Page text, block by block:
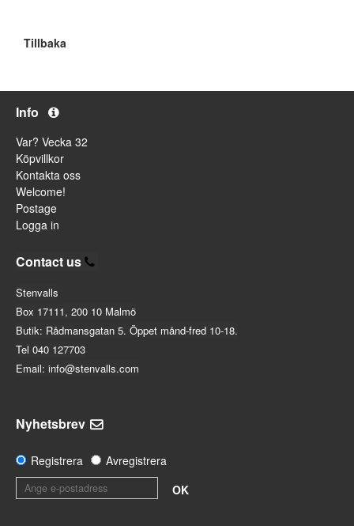
Tillbaka
Info
Var? Vecka 32
Köpvillkor
Kontakta oss
Welcome!
Postage
Logga in
Contact us
Stenvalls
Box 17111, 200 10 Malmö
Butik: Rådmansgatan 5. Öppet månd-fred 10-18.
Tel 040 127703
Email: info@stenvalls.com
Nyhetsbrev
Registrera
Avregistrera
OK